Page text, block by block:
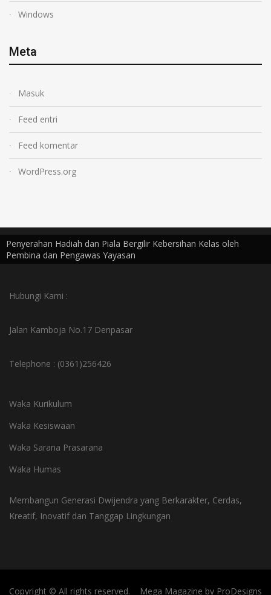
Windows
Meta
Masuk
Feed entri
Feed komentar
WordPress.org
Penyerahan Hadiah dan Piala Bergilir Kebersihan Kelas oleh
Pembina dan Pengawas Yayasan
Hubungi Kami :
Jalan Kamboja No.17 Denpasar
Telephone : (0361)256426
Waka Kurikulum
Waka Kesiswaan
Waka Sarana Prasarana
Waka Humas
Membangun Generasi Dwijendra yang Berkarakter, Cerdas,
Kreatif, Inovatif dan Tanggap Lingkungan
Copyright © All rights reserved. Mega Magazine by ProDesigns